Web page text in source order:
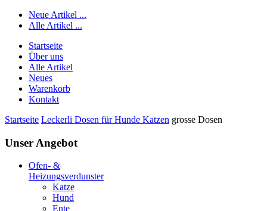
Neue Artikel ...
Alle Artikel ...
Startseite
Über uns
Alle Artikel
Neues
Warenkorb
Kontakt
Startseite Leckerli Dosen für Hunde Katzen grosse Dosen
Unser Angebot
Ofen- &
Heizungsverdunster
Katze
Hund
Ente